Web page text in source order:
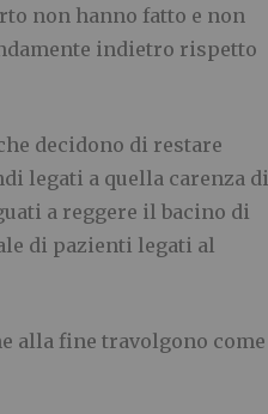
non hanno fatto e non
indietro rispetto
decidono di restare
legati a quella carenza di
a reggere il bacino di
di pazienti legati al
alla fine travolgono come